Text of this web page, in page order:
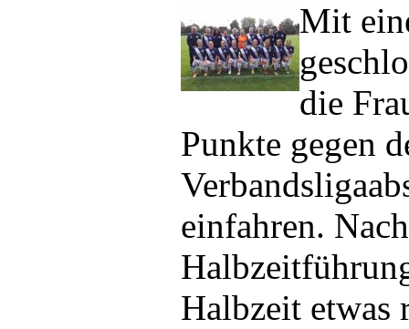
Mit
die
Punkte gegen
einfahren.
Halbzeit etwas